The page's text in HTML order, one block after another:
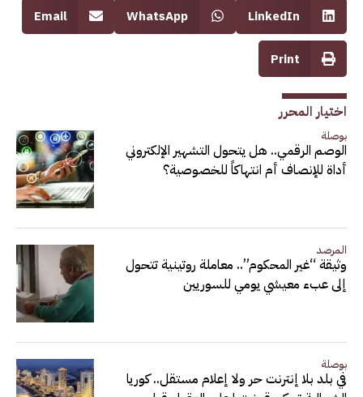
LinkedIn
WhatsApp
Email
Print
اختيار المحرر
بوصلة
الوصم الرقمي.. هل يتحول التشهير الإلكتروني
أداة للإنصاف أم انتهاكاً للخصوصية؟
المرصد
وثيقة “غير المحكوم”.. معاملة روتينية تتحول
إلى عبء معيشي يومي للسوريين
بوصلة
في بلد بلا إنترنت حر ولا إعلام مستقل.. كوريا